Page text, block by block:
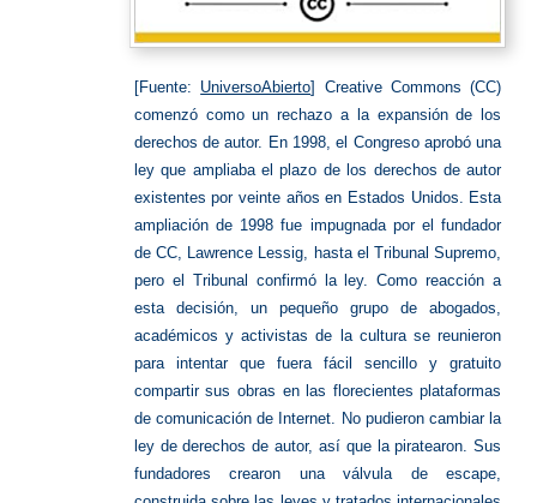
[Fuente: UniversoAbierto] Creative Commons (CC)
comenzó como un rechazo a la expansión de los
derechos de autor. En 1998, el Congreso aprobó una
ley que ampliaba el plazo de los derechos de autor
existentes por veinte años en Estados Unidos. Esta
ampliación de 1998 fue impugnada por el fundador
de CC, Lawrence Lessig, hasta el Tribunal Supremo,
pero el Tribunal confirmó la ley. Como reacción a
esta decisión, un pequeño grupo de abogados,
académicos y activistas de la cultura se reunieron
para intentar que fuera fácil sencillo y gratuito
compartir sus obras en las florecientes plataformas
de comunicación de Internet. No pudieron cambiar la
ley de derechos de autor, así que la piratearon. Sus
fundadores crearon una válvula de escape,